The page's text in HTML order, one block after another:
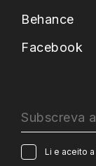
Behance
Facebook
Li e aceito a